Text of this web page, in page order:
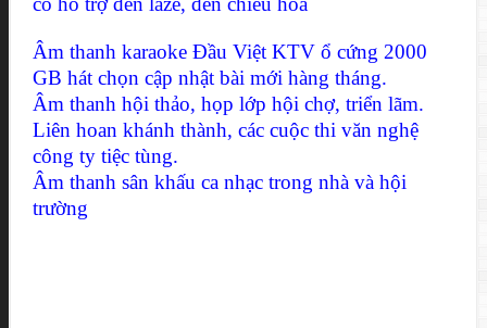
Âm thanh karaoke Đầu Việt KTV ổ cứng 2000
GB hát chọn cập nhật bài mới hàng tháng.
Âm thanh hội thảo, họp lớp hội chợ, triển lãm.
Liên hoan khánh thành, các cuộc thi văn nghệ
công ty tiệc tùng.
Âm thanh sân khấu ca nhạc trong nhà và hội
trường